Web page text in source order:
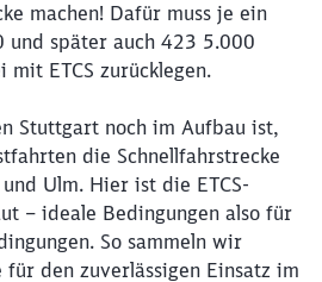
machen! Dafür muss je ein
und später auch 423 5.000
ETCS zurücklegen.
Stuttgart noch im Aufbau ist,
die Schnellfahrstrecke
Ulm. Hier ist die ETCS-
– ideale Bedingungen also für
So sammeln wir
den zuverlässigen Einsatz im